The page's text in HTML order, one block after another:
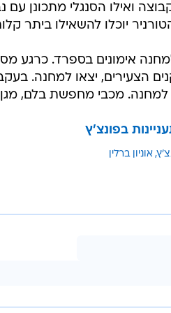
ואילו הסנגלי מתכונן עם
יוכלו להשאילו ביתר
אימונים בספרד. כרגע
הצעירים, יצאו למחנה.
למחנה. מכבי מחפשת בלם,
בפונצ'ץ
אוניון ברלין